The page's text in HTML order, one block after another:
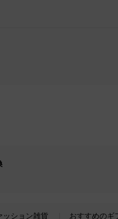
ッション雑貨 おすすめのギ